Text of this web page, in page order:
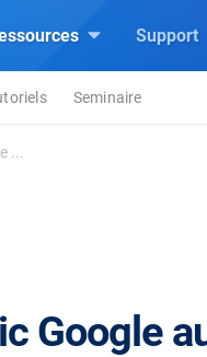
Support
Seminaire
...
Google